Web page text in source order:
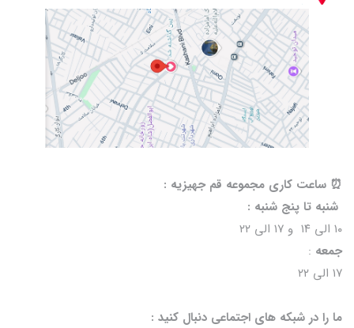
⏰️ ساعت کاری مجموعه قم جهیزیه :
شنبه تا پنج شنبه :
۱۰ الی ۱۴ و ۱۷ الی ۲۲
جمعه :
۱۷ الی ۲۲
ما را در شبکه های اجتماعی دنبال کنید :